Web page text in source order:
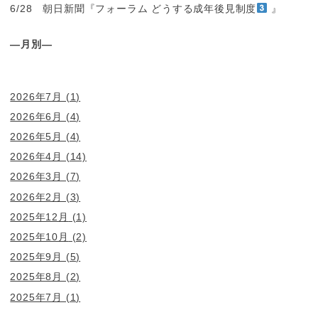
6/28 朝日新聞『フォーラム どうする成年後見制度
』
―月別―
2026年7月
(1)
2026年6月
(4)
2026年5月
(4)
2026年4月
(14)
2026年3月
(7)
2026年2月
(3)
2025年12月
(1)
2025年10月
(2)
2025年9月
(5)
2025年8月
(2)
2025年7月
(1)